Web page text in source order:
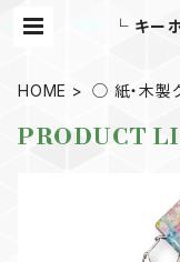
└ キー
HOME ◯ 紙・木製
PRODUCT